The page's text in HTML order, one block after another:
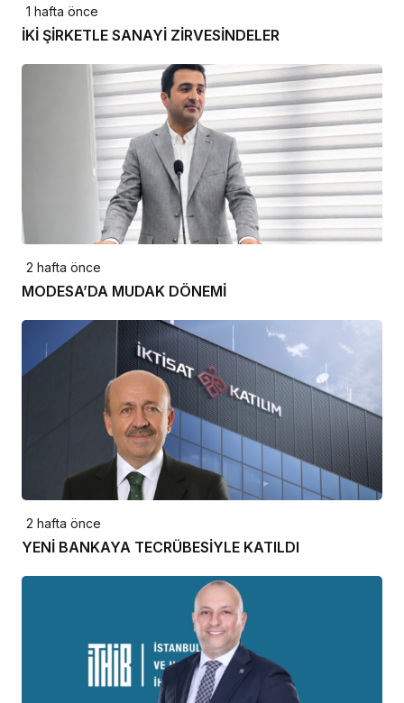
1 hafta önce
İKİ ŞİRKETLE SANAYİ ZİRVESİNDELER
2 hafta önce
MODESA’DA MUDAK DÖNEMİ
2 hafta önce
YENİ BANKAYA TECRÜBESİYLE KATILDI